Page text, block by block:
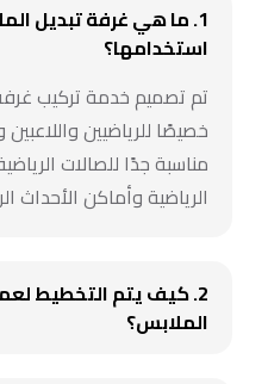
1. ما هي غرفة تبديل
استخدامها؟
خصيصًا للرياضيين
مناسبة جدًا للصالات
الرياضية وأماكن الأحداث
2. كيف يتم التخطيط
الملابس؟